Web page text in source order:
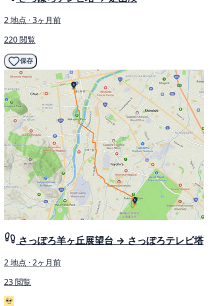
2 地点 · 3ヶ月前
220 閲覧
保存
さっぽろ羊ヶ丘展望台 → さっぽろテレビ塔
2 地点 · 2ヶ月前
23 閲覧